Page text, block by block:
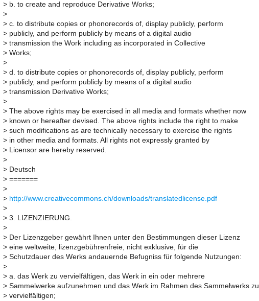
> b. to create and reproduce Derivative Works;
>
> c. to distribute copies or phonorecords of, display publicly, perform
> publicly, and perform publicly by means of a digital audio
> transmission the Work including as incorporated in Collective
> Works;
>
> d. to distribute copies or phonorecords of, display publicly, perform
> publicly, and perform publicly by means of a digital audio
> transmission Derivative Works;
>
> The above rights may be exercised in all media and formats whether now
> known or hereafter devised. The above rights include the right to make
> such modifications as are technically necessary to exercise the rights
> in other media and formats. All rights not expressly granted by
> Licensor are hereby reserved.
>
> Deutsch
> =======
>
> http://www.creativecommons.ch/downloads/translatedlicense.pdf
>
> 3. LIZENZIERUNG.
>
> Der Lizenzgeber gewährt Ihnen unter den Bestimmungen dieser Lizenz
> eine weltweite, lizenzgebührenfreie, nicht exklusive, für die
> Schutzdauer des Werks andauernde Befugniss für folgende Nutzungen:
>
> a. das Werk zu vervielfältigen, das Werk in ein oder mehrere
> Sammelwerke aufzunehmen und das Werk im Rahmen des Sammelwerks zu
> vervielfältigen;